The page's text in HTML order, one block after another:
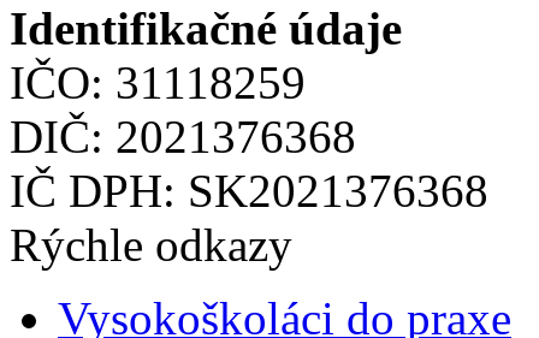
Identifikačné údaje
IČO: 31118259
DIČ: 2021376368
IČ DPH: SK2021376368
Rýchle odkazy
Vysokoškoláci do praxe